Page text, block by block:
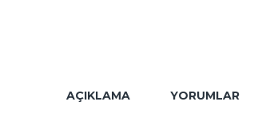
AÇIKLAMA YORUMLAR